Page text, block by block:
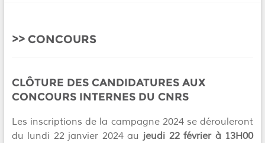
CONCOURS
CLÔTURE DES CANDIDATURES AUX
CONCOURS INTERNES DU CNRS
Les inscriptions de la campagne 2024 se dérouleront
du lundi 22 janvier 2024 au jeudi 22 février à 13H00